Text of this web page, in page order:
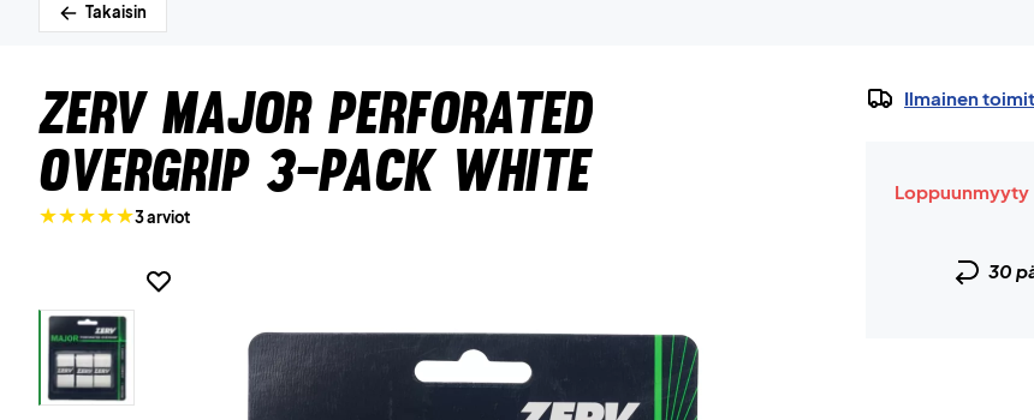
Takaisin
ZERV Major Perforated
Overgrip 3-pack White
3 arviot
Ilmainen
Loppuunmyyty
30